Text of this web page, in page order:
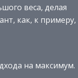
веса, делая
как, к примеру,
на максимум.